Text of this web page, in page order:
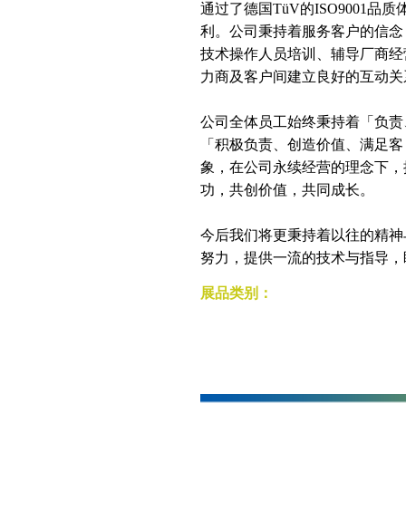
通过了德国TüV的ISO9001品质
利。公司秉持着服务客户的信
技术操作人员培训、辅导厂商
力商及客户间建立良好的互动
公司全体员工始终秉持着「负
「积极负责、创造价值、满足
象，在公司永续经营的理念下
功，共创价值，共同成长。
今后我们将更秉持着以往的精
努力，提供一流的技术与指导
展品类别：